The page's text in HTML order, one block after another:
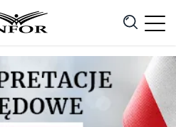
Anuluj